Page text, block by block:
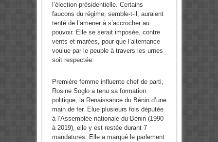
l’élection prési­dentielle. Certains
faucons du ré­gime, semble-t-il, auraient
tenté de l’amener à s’accrocher au
pouvoir. Elle se serait imposée, contre
vents et marées, pour que l’alternance
voulue par le peuple à travers les urnes
soit respectée.
Première femme influente chef de parti,
Rosine Soglo a tenu sa formation
politique, la Renaissance du Bénin d’une
main de fer. Elue plusieurs fois députée
à l’Assemblée nationale du Bénin (1990
à 2019), elle y est restée durant 7
mandatures. Elle a marqué le parlement